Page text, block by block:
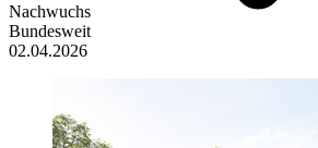
Nachwuchs
Bundesweit
02.04.2026